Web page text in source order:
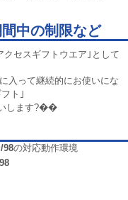
中の制限など
クセスギフトウエア｣として
入って継続的にお使いにな
ト｣
します?��
98の対応動作環境